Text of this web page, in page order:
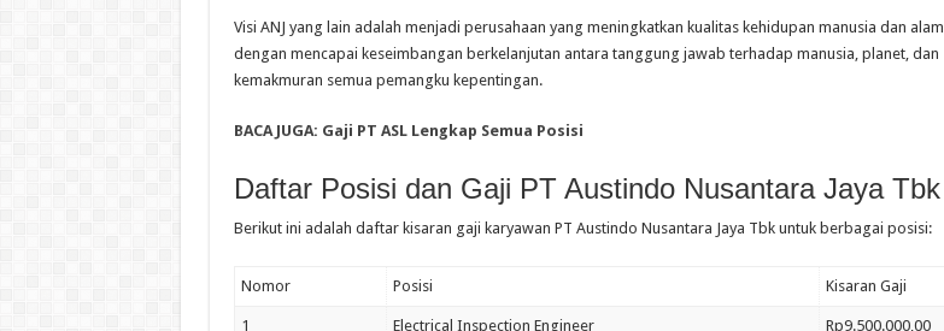
Visi ANJ yang lain adalah menjadi perusahaan yang meningkatkan kualitas kehidupan manusia dan alam
dengan mencapai keseimbangan berkelanjutan antara tanggung jawab terhadap manusia, planet, dan
kemakmuran semua pemangku kepentingan.
BACA JUGA: Gaji PT ASL Lengkap Semua Posisi
Daftar Posisi dan Gaji PT Austindo Nusantara Jaya Tbk
Berikut ini adalah daftar kisaran gaji karyawan PT Austindo Nusantara Jaya Tbkuntuk berbagai posisi:
Nomor Posisi Kisaran Gaji
1 Electrical Inspection Engineer Rp9.500.000,00